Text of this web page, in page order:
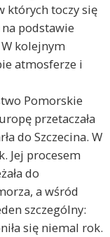
których toczy się
podstawie
W kolejnym
atmosferze i
Pomorskie
przetaczała
do Szczecina. W
Jej procesem
do
a wśród
szczególny:
się niemal rok.